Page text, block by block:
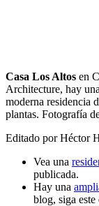
Casa Los Altos en
Architecture, hay
moderna residencia
plantas. Fotografía
Editado por Héctor
Vea una
publicada.
Hay una
blog, siga este